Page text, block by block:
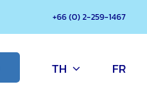
+66 (0) 2-259-1467
TH FR